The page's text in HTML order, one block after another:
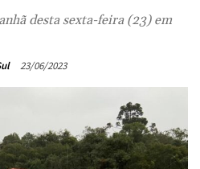
desta sexta-feira (23) em
23/06/2023